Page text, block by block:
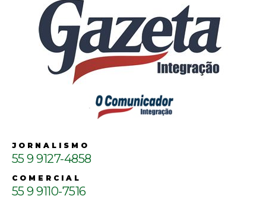
JORNALISMO
55 9 9127-4858
COMERCIAL
55 9 9110-7516